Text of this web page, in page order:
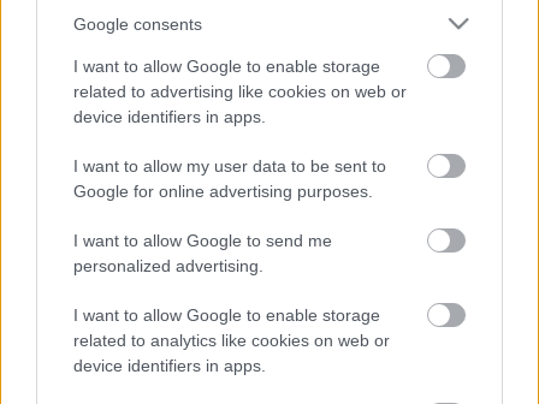
Google consents
I want to allow Google to enable storage
related to advertising like cookies on web or
device identifiers in apps.
I want to allow my user data to be sent to
Google for online advertising purposes.
I want to allow Google to send me
personalized advertising.
I want to allow Google to enable storage
related to analytics like cookies on web or
device identifiers in apps.
forrás: MU Színház
Ajánlott bejegyzések: